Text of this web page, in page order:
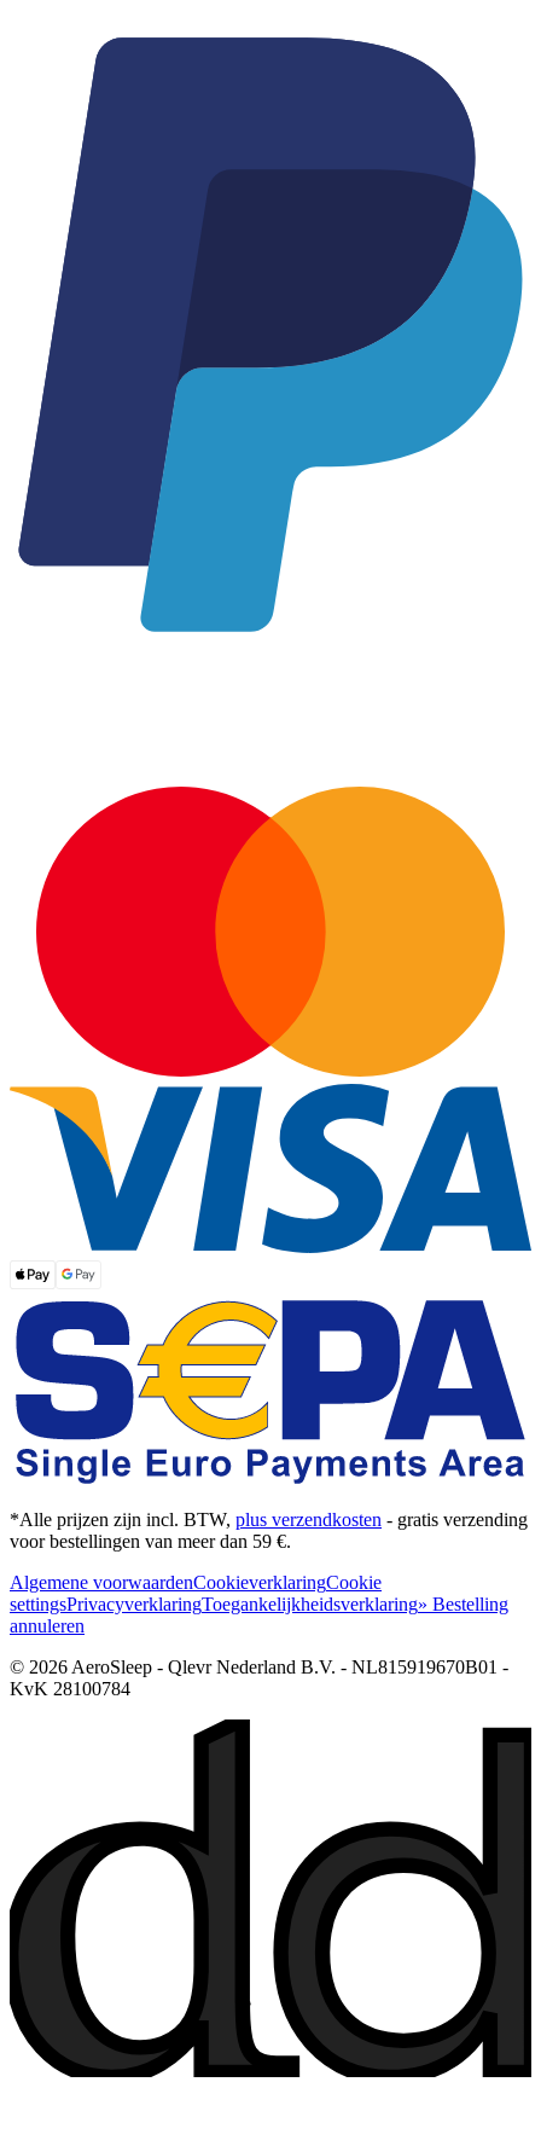
*Alle prijzen zijn incl. BTW, plus verzendkosten - gratis verzending
voor bestellingen van meer dan 59 €.
Algemene voorwaardenCookieverklaringCookie
settingsPrivacyverklaringToegankelijkheidsverklaring» Bestelling
annuleren
© 2026 AeroSleep - Qlevr Nederland B.V. - NL815919670B01 -
KvK 28100784